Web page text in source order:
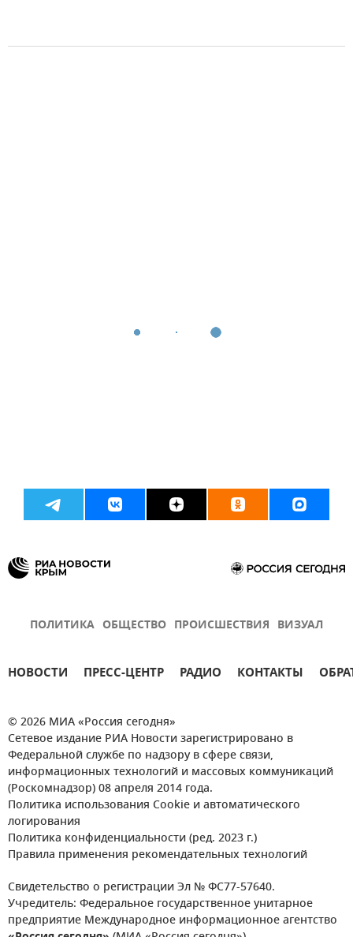
ПОЛИТИКА ОБЩЕСТВО ПРОИСШЕСТВИЯ ВИЗУАЛ
НОВОСТИ ПРЕСС-ЦЕНТР РАДИО КОНТАКТЫ
© 2026 МИА «Россия сегодня»
Сетевое издание РИА Новости зарегистрировано в
Федеральной службе по надзору в сфере связи,
информационных технологий и массовых коммуникаций
(Роскомнадзор) 08 апреля 2014 года.
Политика использования Cookie и автоматического
логирования
Политика конфиденциальности (ред. 2023 г.)
Правила применения рекомендательных технологий
Свидетельство о регистрации Эл № ФС77-57640.
Учредитель: Федеральное государственное унитарное
предприятие Международное информационное агентство